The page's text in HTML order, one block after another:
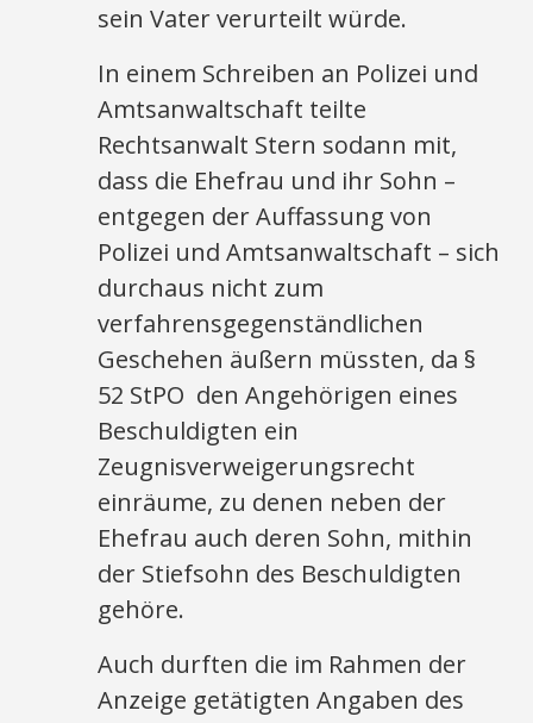
sein Vater verurteilt würde.
In einem Schreiben an Polizei und
Amtsanwaltschaft teilte
Rechtsanwalt Stern sodann mit,
dass die Ehefrau und ihr Sohn –
entgegen der Auffassung von
Polizei und Amtsanwaltschaft – sich
durchaus nicht zum
verfahrensgegenständlichen
Geschehen äußern müssten, da §
52 StPO den Angehörigen eines
Beschuldigten ein
Zeugnisverweigerungsrecht
einräume, zu denen neben der
Ehefrau auch deren Sohn, mithin
der Stiefsohn des Beschuldigten
gehöre.
Auch durften die im Rahmen der
Anzeige getätigten Angaben des